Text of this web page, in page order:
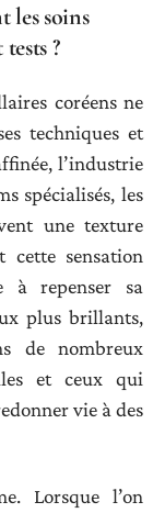
les soins
?
coréens ne
techniques et
l’industrie
spécialisés, les
une texture
sensation
à repenser sa
plus brillants,
de nombreux
et ceux qui
vie à des
Lorsque l’on